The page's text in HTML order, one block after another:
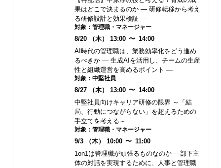
果はどこで決まるのか ― 研修転移から考え
る研修設計と効果検証 ―
対象： 管理職・マネージャー
8/20 （木） 13:00 〜 14:00
AI時代の管理職は、業務効率化をどう進め
るべきか ― 生成AIを活用し、チームの生産
性と組織運営を高めるポイント ―
対象： 中堅社員
8/27 （木） 13:00 〜 14:00
中堅社員向けキャリア研修の限界 ～「結
局、行動につながらない」を超えるための
手立てを考える～
対象： 管理職・マネージャー
9/3 （木） 10:00 〜 11:00
1on1は管理職が頑張るものなのか ―部下主
体の対話を実現するために、人事と管理職